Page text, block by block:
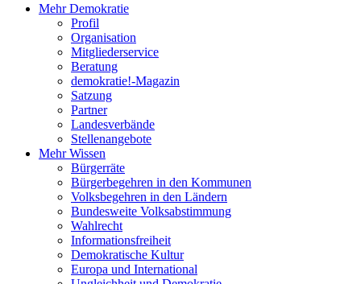
Mehr Demokratie
Profil
Organisation
Mitgliederservice
Beratung
demokratie!-Magazin
Satzung
Partner
Landesverbände
Stellenangebote
Mehr Wissen
Bürgerräte
Bürgerbegehren in den Kommunen
Volksbegehren in den Ländern
Bundesweite Volksabstimmung
Wahlrecht
Informationsfreiheit
Demokratische Kultur
Europa und International